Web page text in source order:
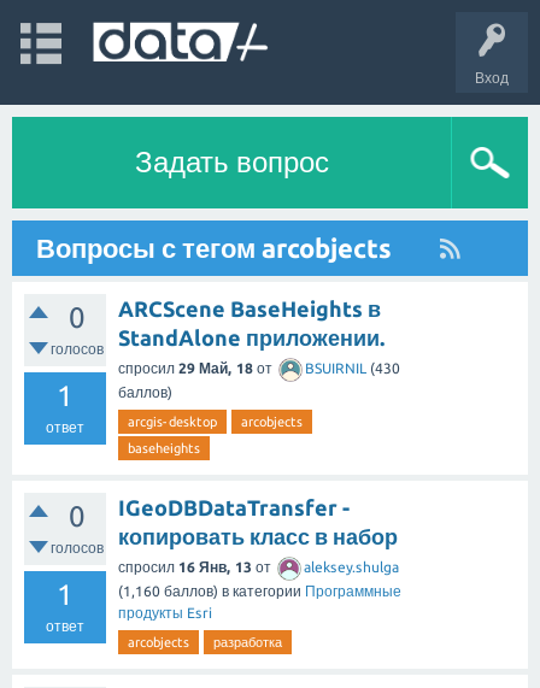
Вход
Задать вопрос
Вопросы с тегом arcobjects
0
голосов
1
ответ
ARCScene BaseHeights в
StandAlone приложении.
спросил 29 Май, 18 от BSUIRNIL (430
баллов)
arcgis-desktop
arcobjects
baseheights
0
голосов
1
ответ
IGeoDBDataTransfer -
копировать класс в набор
спросил 16 Янв, 13 от
aleksey.shulga
(1,160 баллов) в категории Программные
продукты Esri
arcobjects разработка